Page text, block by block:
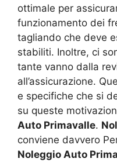
ottimale per
funzionamento dei
tagliando che deve
stabiliti. Inoltre, ci
tante vanno dalla
all’assicurazione.
e specifiche che si
su queste
Auto Primavalle.
conviene davvero
Noleggio Auto